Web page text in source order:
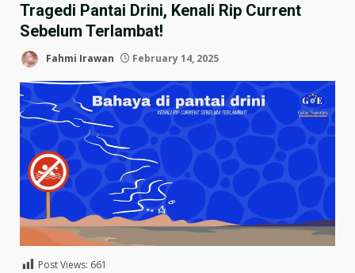
Tragedi Pantai Drini, Kenali Rip Current
Sebelum Terlambat!
Fahmi Irawan February 14, 2025
Post Views: 661